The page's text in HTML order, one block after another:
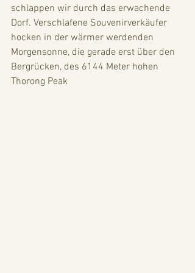
schlappen wir durch das erwachende
Dorf. Verschlafene Souvenirverkäufer
hocken in der wärmer werdenden
Morgensonne, die gerade erst über den
Bergrücken, des 6144 Meter hohen
Thorong Peak